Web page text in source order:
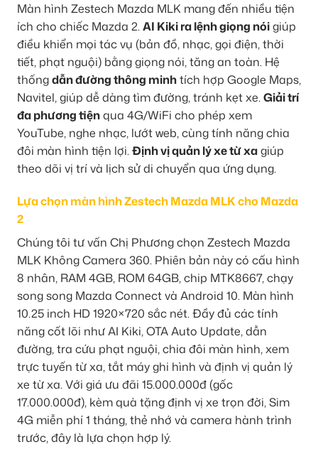
Màn hình Zestech Mazda MLK mang đến nhiều tiện
ích cho chiếc Mazda 2.AI Kiki ra lệnh giọng nóigiúp
điều khiển mọi tác vụ (bản đồ, nhạc, gọi điện, thời
tiết, phạt nguội) bằng giọng nói, tăng an toàn. Hệ
thốngdẫn đường thông minhtích hợp Google Maps,
Navitel, giúp dễ dàng tìm đường, tránh kẹt xe.Giải trí
đa phương tiệnqua 4G/WiFi cho phép xem
YouTube, nghe nhạc, lướt web, cùng tính năng chia
đôi màn hình tiện lợi.Định vị quản lý xe từ xagiúp
theo dõi vị trí và lịch sử di chuyển qua ứng dụng.
Lựa chọn màn hình Zestech Mazda MLK cho Mazda
2
Chúng tôi tư vấn Chị Phương chọn Zestech Mazda
MLK Không Camera 360. Phiên bản này có cấu hình
8 nhân, RAM 4GB, ROM 64GB, chip MTK8667, chạy
song song Mazda Connect và Android 10. Màn hình
10.25 inch HD 1920×720 sắc nét. Đầy đủ các tính
năng cốt lõi như AI Kiki, OTA Auto Update, dẫn
đường, tra cứu phạt nguội, chia đôi màn hình, xem
trực tuyến từ xa, tắt máy ghi hình và định vị quản lý
xe từ xa. Với giá ưu đãi 15.000.000đ (gốc
17.000.000đ), kèm quà tặng định vị xe trọn đời, Sim
4G miễn phí 1 tháng, thẻ nhớ và camera hành trình
trước, đây là lựa chọn hợp lý.